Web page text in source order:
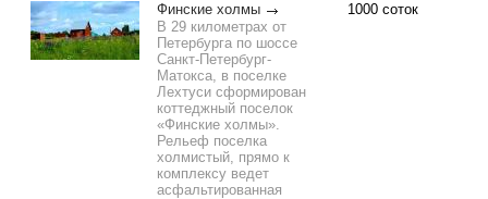
Финские холмы
В 29 километрах от
Петербурга по шоссе
Санкт-Петербург-
Матокса, в поселке
Лехтуси сформирован
коттеджный поселок
«Финские холмы».
Рельеф поселка
холмистый, прямо к
комплексу ведет
асфальтированная
1000 соток